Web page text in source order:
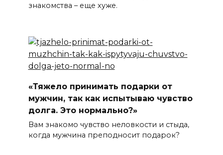
знакомства – еще хуже.
«Тяжело принимать подарки от
мужчин, так как испытываю чувство
долга. Это нормально?»
Вам знакомо чувство неловкости и стыда,
когда мужчина преподносит подарок?